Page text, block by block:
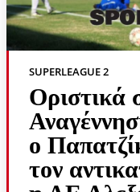
SUPERLEAGUE 2
Οριστικά
ο
τον